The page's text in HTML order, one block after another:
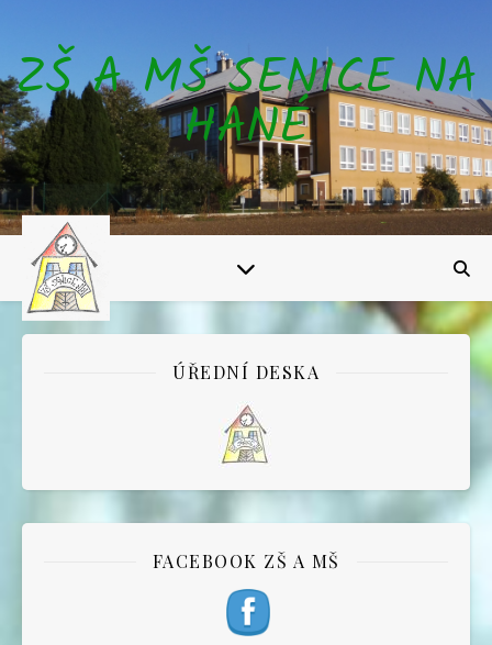
ZŠ A MŠ SENICE NA
HANÉ
ÚŘEDNÍ DESKA
FACEBOOK ZŠ A MŠ